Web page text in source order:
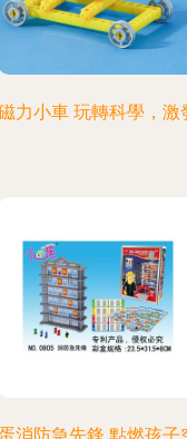
力小車 玩轉科學，激